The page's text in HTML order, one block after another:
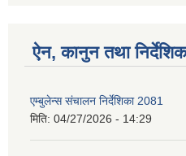
ऐन, कानुन तथा
एम्बुलेन्स संचालन निर्देशिका 2081
मिति: 04/27/2026 - 14:29